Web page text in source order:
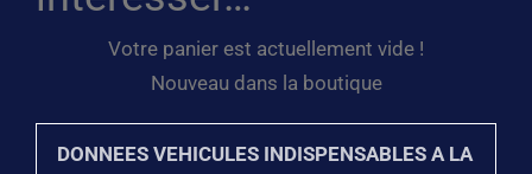
Votre panier est actuellement vide !
Nouveau dans la boutique
DONNEES VEHICULES INDISPENSABLES A LA